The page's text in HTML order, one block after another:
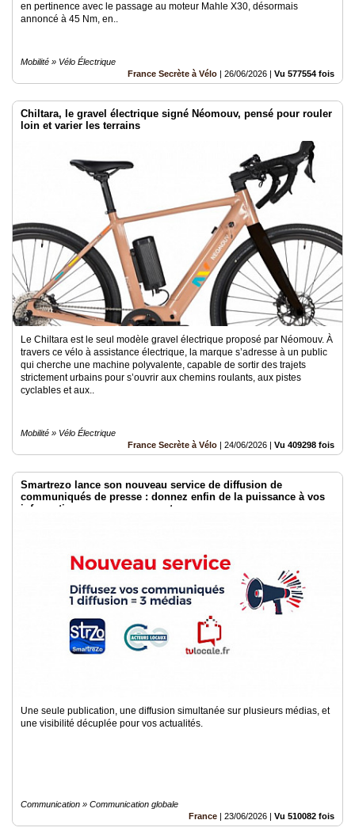
en pertinence avec le passage au moteur Mahle X30, désormais
annoncé à 45 Nm, en..
Mobilité » Vélo Électrique
France Secrète à Vélo | 26/06/2026 | Vu 577554 fois
Chiltara, le gravel électrique signé Néomouv, pensé pour rouler
loin et varier les terrains
Le Chiltara est le seul modèle gravel électrique proposé par Néomouv. À
travers ce vélo à assistance électrique, la marque s’adresse à un public
qui cherche une machine polyvalente, capable de sortir des trajets
strictement urbains pour s’ouvrir aux chemins roulants, aux pistes
cyclables et aux..
Mobilité » Vélo Électrique
France Secrète à Vélo | 24/06/2026 | Vu 409298 fois
Smartrezo lance son nouveau service de diffusion de
communiqués de presse : donnez enfin de la puissance à vos
informations sans engagement.
Une seule publication, une diffusion simultanée sur plusieurs médias, et
une visibilité décuplée pour vos actualités.
Communication » Communication globale
France | 23/06/2026 | Vu 510082 fois